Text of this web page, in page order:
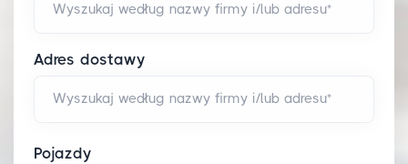
Wyszukaj według nazwy firmy i/lub adresu*
Adres dostawy
Wyszukaj według nazwy firmy i/lub adresu*
Pojazdy